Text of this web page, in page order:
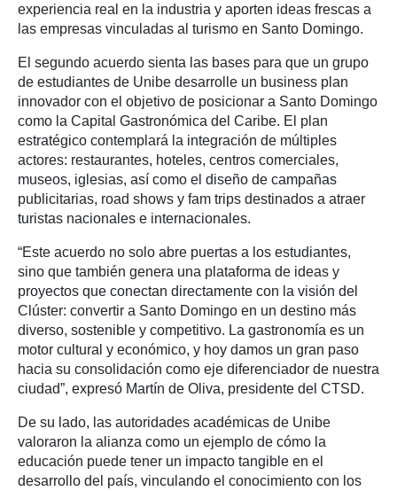
experiencia real en la industria y aporten ideas frescas a
las empresas vinculadas al turismo en Santo Domingo.
El segundo acuerdo sienta las bases para que un grupo
de estudiantes de Unibe desarrolle un business plan
innovador con el objetivo de posicionar a Santo Domingo
como la Capital Gastronómica del Caribe. El plan
estratégico contemplará la integración de múltiples
actores: restaurantes, hoteles, centros comerciales,
museos, iglesias, así como el diseño de campañas
publicitarias, road shows y fam trips destinados a atraer
turistas nacionales e internacionales.
“Este acuerdo no solo abre puertas a los estudiantes,
sino que también genera una plataforma de ideas y
proyectos que conectan directamente con la visión del
Clúster: convertir a Santo Domingo en un destino más
diverso, sostenible y competitivo. La gastronomía es un
motor cultural y económico, y hoy damos un gran paso
hacia su consolidación como eje diferenciador de nuestra
ciudad”, expresó Martín de Oliva, presidente del CTSD.
De su lado, las autoridades académicas de Unibe
valoraron la alianza como un ejemplo de cómo la
educación puede tener un impacto tangible en el
desarrollo del país, vinculando el conocimiento con los